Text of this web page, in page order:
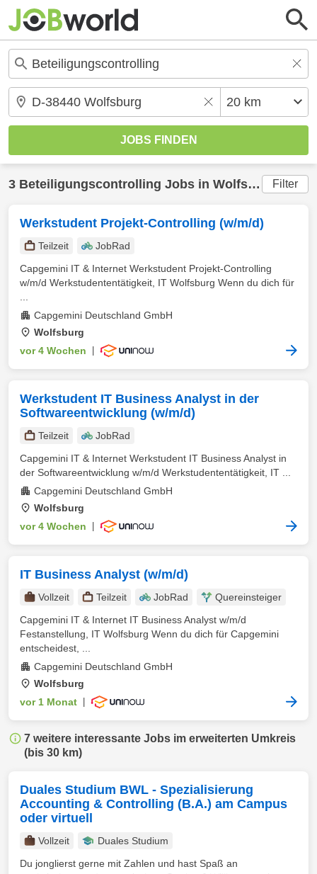
3 Beteiligungscontrolling Jobs in Wolfsburg (20
Filter
Werkstudent Projekt-Controlling (w/m/d)
Teilzeit
JobRad
Capgemini IT & Internet Werkstudent Projekt-Controlling
w/m/d Werkstudententätigkeit, IT Wolfsburg Wenn du dich für
Capgemini Deutschland GmbH
Wolfsburg
vor 4 Wochen
Werkstudent IT Business Analyst in der
Softwareentwicklung (w/m/d)
Teilzeit
JobRad
Capgemini IT & Internet Werkstudent IT Business Analyst in
der Softwareentwicklung w/m/d Werkstudententätigkeit, IT ...
Capgemini Deutschland GmbH
Wolfsburg
vor 4 Wochen
IT Business Analyst (w/m/d)
Vollzeit Teilzeit JobRad
Quereinsteiger
Capgemini IT & Internet IT Business Analyst w/m/d
Festanstellung, IT Wolfsburg Wenn du dich für Capgemini
entscheidest, ...
Capgemini Deutschland GmbH
Wolfsburg
vor 1 Monat
7 weitere interessante Jobs im erweiterten Umkreis
(bis 30 km)
Duales Studium BWL - Spezialisierung
Accounting & Controlling (B.A.) am Campus
oder virtuell
Vollzeit
Duales Studium
Du jonglierst gerne mit Zahlen und hast Spaß an